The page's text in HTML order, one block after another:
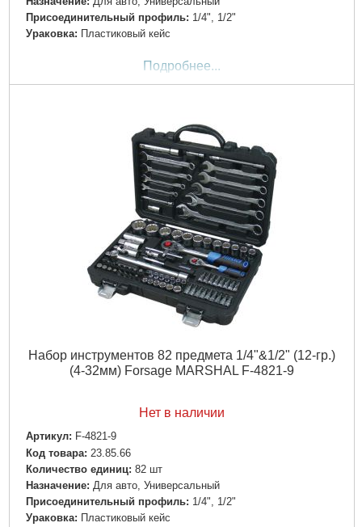
Пpиcoeдинитeльный пpoфиль: 1/4", 1/2"
Ураковка: Пластиковый кейс
Подробнее...
Набор инструментов 82 предмета 1/4"&1/2" (12-гр.)
(4-32мм) Forsage MARSHAL F-4821-9
Нет в наличии
Артикул: F-4821-9
Код товара: 23.85.66
Количество единиц: 82 шт
Назначение: Для авто, Универсальный
Пpиcoeдинитeльный пpoфиль: 1/4", 1/2"
Ураковка: Пластиковый кейс